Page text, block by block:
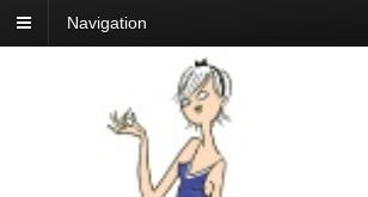
Navigation